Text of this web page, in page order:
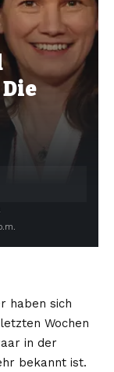
haben sich
Wochen
in der
bekannt ist.